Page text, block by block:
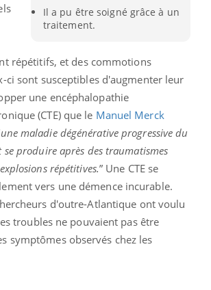
Il a pu être soigné grâce à un
traitement.
répétitifs, et des commotions
ci sont susceptibles d'augmenter leur
une encéphalopathie
(CTE) que le Manuel Merck
une maladie dégénérative progressive du
produire après des traumatismes
répétitives.” Une CTE se
vers une démence incurable.
d'outre-Atlantique ont voulu
troubles ne pouvaient pas être
symptômes observés chez les